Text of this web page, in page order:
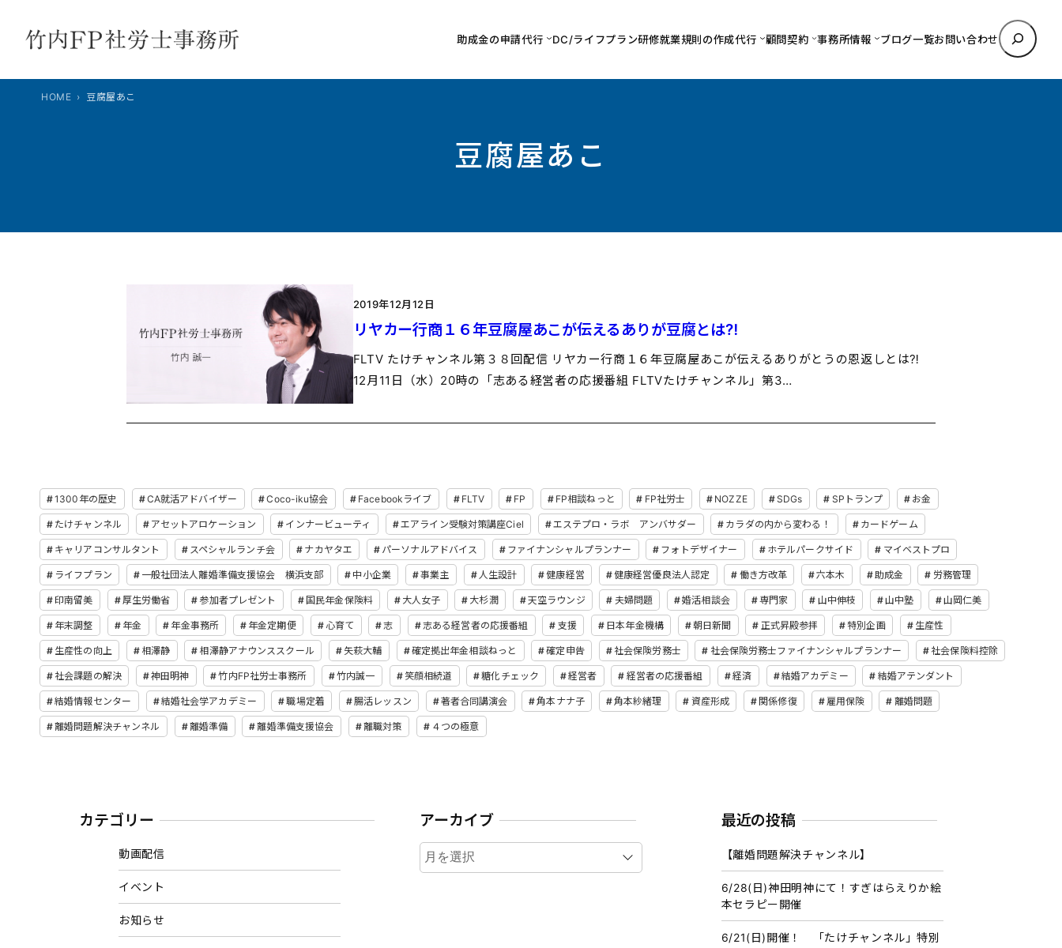
ス
助成金の申請代行 DC/ライフプラン研修就業規則の作成代行 顧問契約 事務所情報 ブログ一覧お問い合わせ
検
索
豆腐屋あこ
HOME 豆腐屋あこ
2019年12月12日
リヤカー行商１６年豆腐屋あこが伝えるありが豆腐とは⁈
FLTV たけチャンネル第３８回配信 リヤカー行商１６年豆腐屋あこが伝えるありがとうの恩返しとは⁈
12月11日（水）20時の「志ある経営者の応援番組 FLTVたけチャンネル」第3…
1300年の歴史 CA就活アドバイザー Coco-iku協会 Facebookライブ FLTV FP FP相談ねっと FP社労士 NOZZE SDGs SPトランプ お金
たけチャンネル アセットアロケーション インナービューティ エアライン受験対策講座Ciel エステプロ・ラボ アンバサダー カラダの内から変わる！ カードゲーム
キャリアコンサルタント スペシャルランチ会 ナカヤタエ パーソナルアドバイス ファイナンシャルプランナー フォトデザイナー ホテルパークサイド マイベストプロ
ライフプラン 一般社団法人離婚準備支援協会 横浜支部 中小企業 事業主 人生設計 健康経営 健康経営優良法人認定 働き方改革 六本木 助成金 労務管理
印南留美 厚生労働省 参加者プレゼント 国民年金保険料 大人女子 大杉潤 天空ラウンジ 夫婦問題 婚活相談会 専門家 山中伸枝 山中塾 山岡仁美
年末調整 年金 年金事務所 年金定期便 心育て 志 志ある経営者の応援番組 支援 日本年金機構 朝日新聞 正式昇殿参拝 特別企画 生産性
生産性の向上 相澤静 相澤静アナウンススクール 矢萩大輔 確定拠出年金相談ねっと 確定申告 社会保険労務士 社会保険労務士ファイナンシャルプランナー 社会保険料控除
社会課題の解決 神田明神 竹内FP社労士事務所 竹内誠一 笑顔相続道 糖化チェック 経営者 経営者の応援番組 経済 結婚アカデミー 結婚アテンダント
結婚情報センター 結婚社会学アカデミー 職場定着 腸活レッスン 著者合同講演会 角本ナナ子 角本紗緒理 資産形成 関係修復 雇用保険 離婚問題
離婚問題解決チャンネル 離婚準備 離婚準備支援協会 離職対策 ４つの極意
カテゴリー
動画配信
イベント
お知らせ
アーカイブ
ア
ー
最近の投稿
【離婚問題解決チャンネル】
6/28(日)神田明神にて！すぎはらえりか絵
本セラピー開催
6/21(日)開催！ 「たけチャンネル」特別